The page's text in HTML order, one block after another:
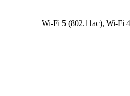
Wi-Fi 5 (802.11ac), Wi-Fi